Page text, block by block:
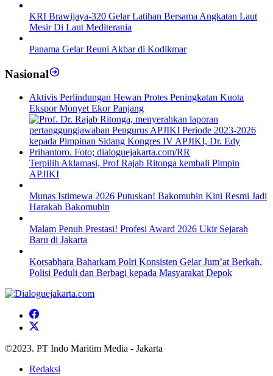
KRI Brawijaya-320 Gelar Latihan Bersama Angkatan Laut
Mesir Di Laut Mediterania
Panama Gelar Reuni Akbar di Kodikmar
Nasional
Aktivis Perlindungan Hewan Protes Peningkatan Kuota
Ekspor Monyet Ekor Panjang
Terpilih Aklamasi, Prof Rajab Ritonga kembali Pimpin
APJIKI
Munas Istimewa 2026 Putuskan! Bakomubin Kini Resmi Jadi
Harakah Bakomubin
Malam Penuh Prestasi! Profesi Award 2026 Ukir Sejarah
Baru di Jakarta
Korsabhara Baharkam Polri Konsisten Gelar Jum’at Berkah,
Polisi Peduli dan Berbagi kepada Masyarakat Depok
©2023. PT Indo Maritim Media - Jakarta
Redaksi